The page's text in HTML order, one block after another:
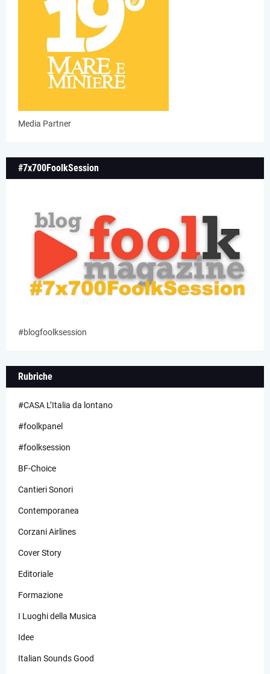
Media Partner
#7x700FoolkSession
#blogfoolksession
Rubriche
#CASA L’Italia da lontano
#foolkpanel
#foolksession
BF-Choice
Cantieri Sonori
Contemporanea
Corzani Airlines
Cover Story
Editoriale
Formazione
I Luoghi della Musica
Idee
Italian Sounds Good